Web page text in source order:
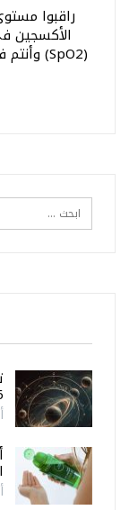
راقبوا
الأكسجين
(SpO2) وأنتم في المنزل